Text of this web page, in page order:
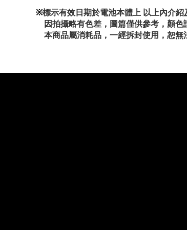
※標示有效日期於電池本體上 以上內介紹
因拍攝略有色差，圖篇僅供參考，顏色
本商品屬消耗品，一經拆封使用，恕無